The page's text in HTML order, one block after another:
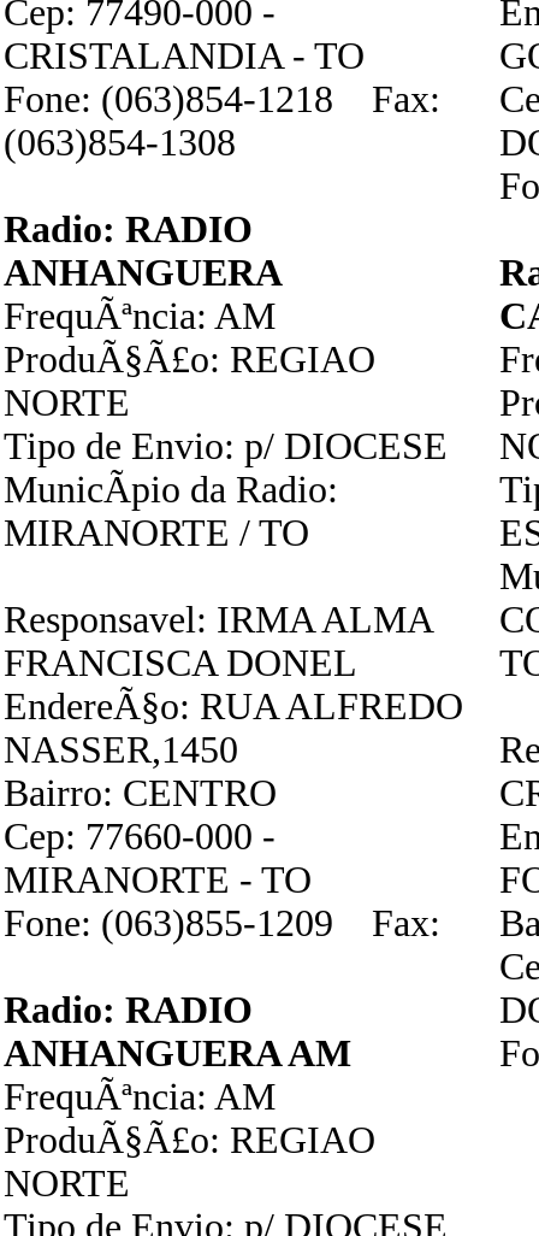
Cep: 77490-000 -
CRISTALANDIA - TO
Fone: (063)854-1218 Fax:
(063)854-1308
Radio: RADIO
ANHANGUERA
FrequÃªncia: AM
ProduÃ§Ã£o: REGIAO
NORTE
Tipo de Envio: p/ DIOCESE
MunicÃ­pio da Radio:
MIRANORTE / TO
Responsavel: IRMA ALMA
FRANCISCA DONEL
EndereÃ§o: RUA ALFREDO
NASSER,1450
Bairro: CENTRO
Cep: 77660-000 -
MIRANORTE - TO
Fone: (063)855-1209 Fax:
Radio: RADIO
ANHANGUERA AM
FrequÃªncia: AM
ProduÃ§Ã£o: REGIAO
NORTE
Tipo de Envio: p/ DIOCESE